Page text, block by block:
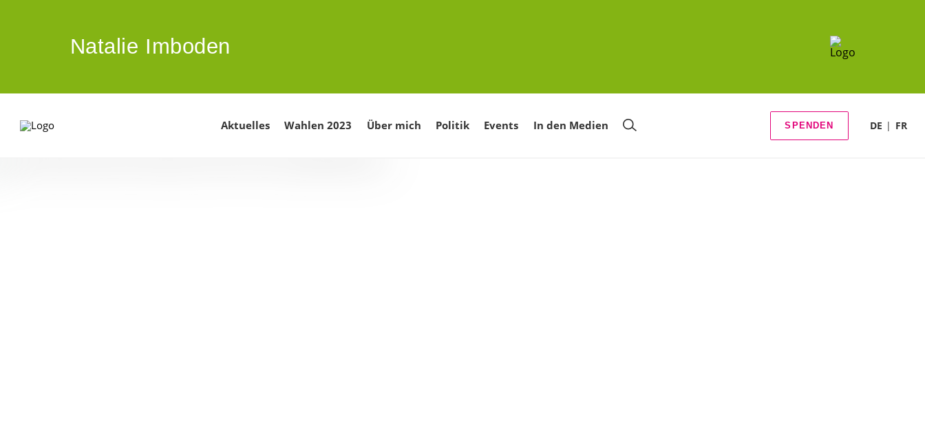
Natalie Imboden
Aktuelles Wahlen 2023 Über mich Politik Events In den Medien SPENDEN DE FR